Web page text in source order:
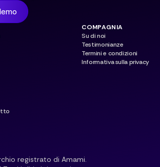
COMPAGNIA
Su di noi
Testimonianze
Termini e condizioni
Informativa sulla privacy
registrato di Amami.